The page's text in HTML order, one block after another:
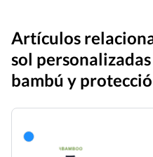
Artículos
sol
bambú y